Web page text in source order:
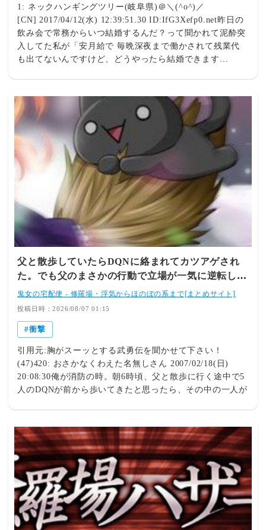
1: ネックハンギングツリー(岐阜県)＠＼(^o^)／
[CN] 2017/04/12(水) 12:39:51.30 ID:IfG3Xefp0.net昨日の
飲み会で常務からいつ結婚するんだ？って聞かれて泥酔突
入してた私が「安月給で 毎晩深夜まで働かされて残業代
も出てないんですけど、どうやったら結婚できます
引用元: ・常務｢いつ結婚するんだ？｣ ワイ｢安月給で残業
代なしで深夜まで働かされてんのに結婚できますか？｣ ⇒
父と散歩していたらDQNに絡まれてカツアゲされ
た。でも父のまさかの行動で立場が一気に逆転し
て…
鬼女の宅配便 - 修羅場・浮気からほのぼの系まで[まとめサイト]
投稿日時：2026/08/07 01:15
衝撃
引用元:胸がスーッとする武勇伝を聞かせて下さい！
(47)420: おさかなくわえた名無しさん 2007/02/18(日)
20:08:30俺が消防の時。朝6時頃、父と散歩に行く途中で5
人のDQNが前から歩いてきたと思ったら、その中の一人が